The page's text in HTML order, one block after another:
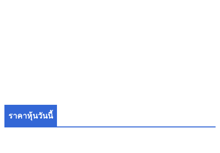
ราคาหุ้นวันนี้